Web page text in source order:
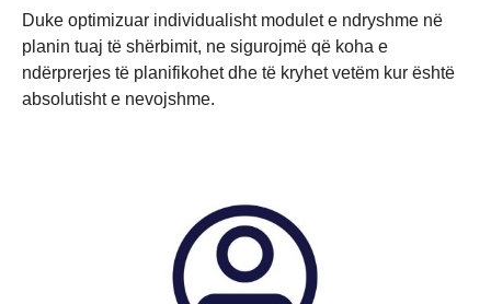
Duke optimizuar individualisht modulet e ndryshme në
planin tuaj të shërbimit, ne sigurojmë që koha e
ndërprerjes të planifikohet dhe të kryhet vetëm kur është
absolutisht e nevojshme.